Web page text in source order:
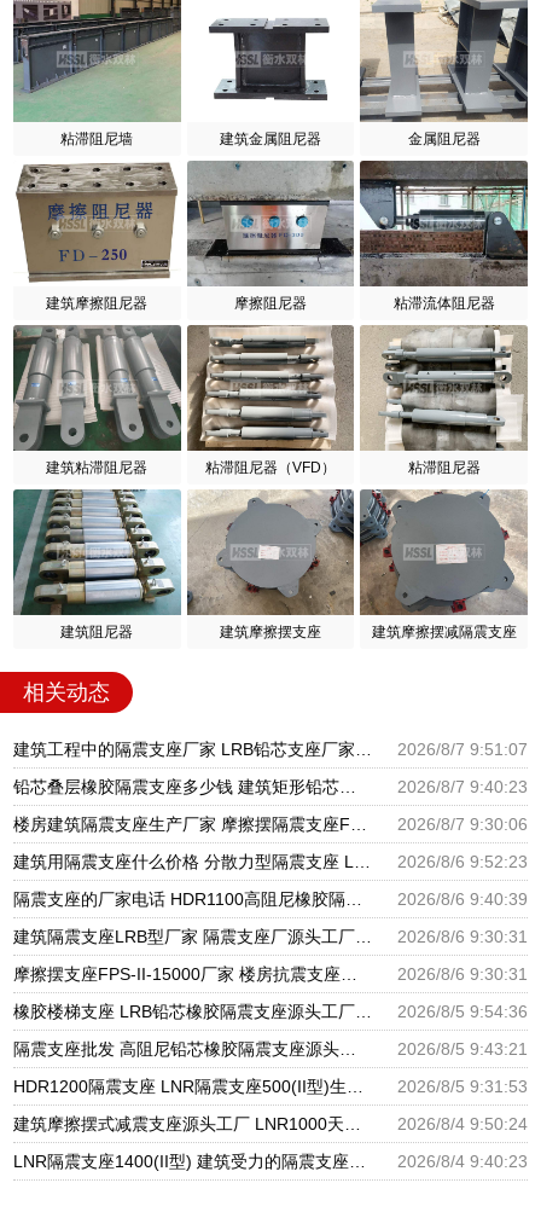
粘滞阻尼墙 建筑金属阻尼器 金属阻尼器
建筑摩擦阻尼器 摩擦阻尼器 粘滞流体阻尼器
建筑粘滞阻尼器 粘滞阻尼器（VFD） 粘滞阻尼器
建筑阻尼器 建筑摩擦摆支座 建筑摩擦摆减隔震支座
相关动态
2026/8/7 9:51:07
2026/8/7 9:40:23
2026/8/7 9:30:06
2026/8/6 9:52:23
2026/8/6 9:40:39
2026/8/6 9:30:31
2026/8/6 9:30:31
2026/8/5 9:54:36
2026/8/5 9:43:21
2026/8/5 9:31:53
2026/8/4 9:50:24
2026/8/4 9:40:23